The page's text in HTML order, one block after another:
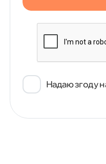
Надаю згоду